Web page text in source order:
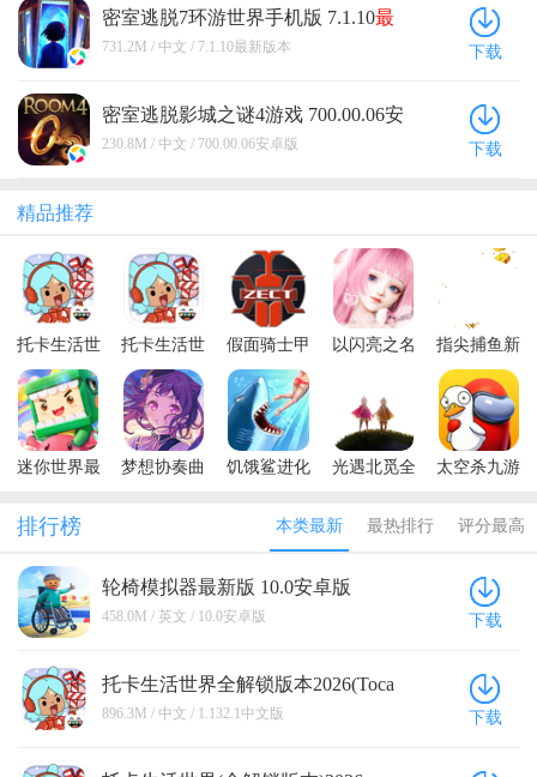
密室逃脱7环游世界手机版 7.1.10最
新版本
731.2M / 中文 / 7.1.10最新版本 下载
密室逃脱影城之谜4游戏 700.00.06安
卓版
230.8M / 中文 / 700.00.06安卓版 下载
精品推荐
托卡生活世
界全解锁版
本2026(Toca
Life World)
托卡生活世
界内置菜单
版2026
假面骑士甲
斗模拟器最
新版(Zect
Rider Power)
以闪亮之名
指尖捕鱼新
版2026
迷你世界最
梦想协奏曲
饥饿鲨进化
菜单最新版
本2026
光遇北觅全
格)国际服
太空杀九游
排行榜 本类最新 最热排行 评分最高
轮椅模拟器最新版 10.0安卓版
458.0M / 英文 / 10.0安卓版 下载
托卡生活世界全解锁版本2026(Toca
Life World) 1.132.1中文版
896.3M / 中文 / 1.132.1中文版 下载